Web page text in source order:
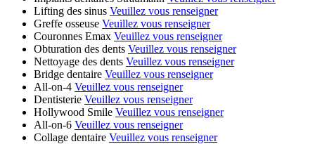
Lifting des sinus Veuillez vous renseigner
Greffe osseuse Veuillez vous renseigner
Couronnes Emax Veuillez vous renseigner
Obturation des dents Veuillez vous renseigner
Nettoyage des dents Veuillez vous renseigner
Bridge dentaire Veuillez vous renseigner
All-on-4 Veuillez vous renseigner
Dentisterie Veuillez vous renseigner
Hollywood Smile Veuillez vous renseigner
All-on-6 Veuillez vous renseigner
Collage dentaire Veuillez vous renseigner